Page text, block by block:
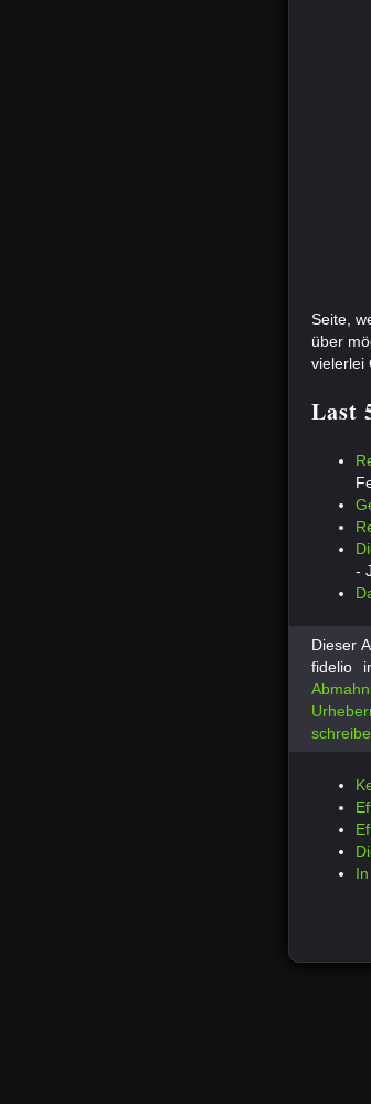
Seite,
über
vielerlei
Last
-
Dieser
fidelio